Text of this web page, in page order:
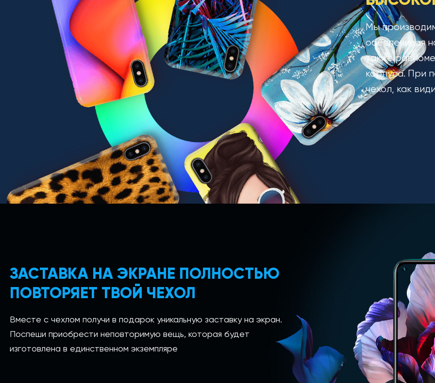
Мы
обеспечивая
также
корпуса. При
чехол, как
ЗАСТАВКА НА ЭКРАНЕ ПОЛНОСТЬЮ
ПОВТОРЯЕТ ТВОЙ ЧЕХОЛ
Вместе с чехлом получи в подарок уникальную заставку на экран.
Поспеши приобрести неповторимую вещь, которая будет
изготовлена в единственном экземпляре